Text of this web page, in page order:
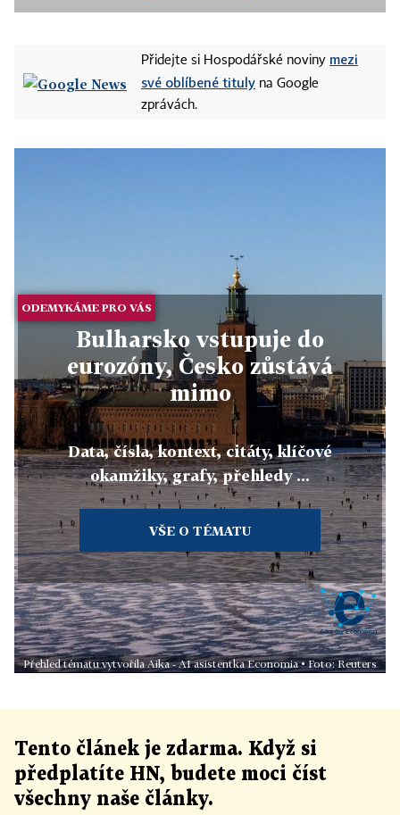
Přidejte si Hospodářské noviny mezi
své oblíbené tituly na Google
zprávách.
ODEMYKÁME PRO VÁS
Bulharsko vstupuje do
eurozóny, Česko zůstává
mimo
Data, čísla, kontext, citáty, klíčové
okamžiky, grafy, přehledy ...
VŠE O TÉMATU
Přehled tématu vytvořila Aika - AI asistentka Economia • Foto: Reuters
Tento článek je zdarma. Když si
předplatíte HN, budete moci číst
všechny naše články.